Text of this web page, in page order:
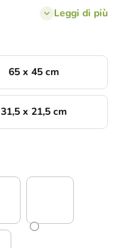
Leggi di più
65 x 45 cm
31,5 x 21,5 cm